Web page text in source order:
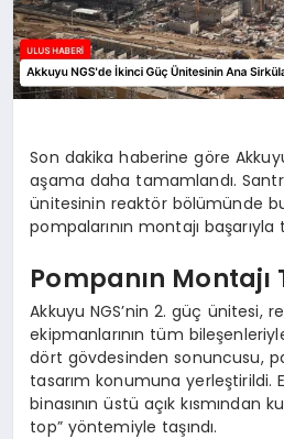
Son dakika haberine göre
aşama daha tamamlandı.
ünitesinin reaktör bölümünde
pompalarının montajı
Pompanın
Akkuyu NGS’nin 2. güç ünitesi,
ekipmanlarının tüm
dört gövdesinden sonuncusu,
tasarım konumuna yerleştirildi.
binasının üstü açık kısmından
top” yöntemiyle taşındı.